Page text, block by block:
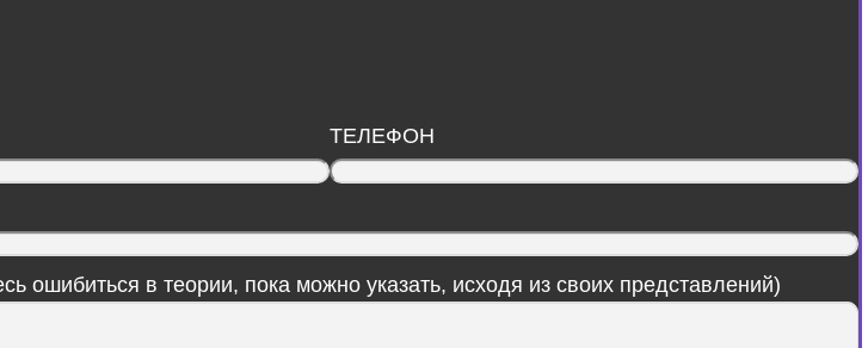
ТЕЛЕФОН
ошибиться в теории, пока можно указать, исходя из своих представлений)